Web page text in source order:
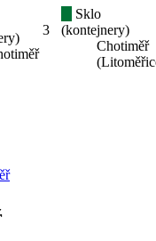
3
Sklo
(kontejnery)
Chotiměř